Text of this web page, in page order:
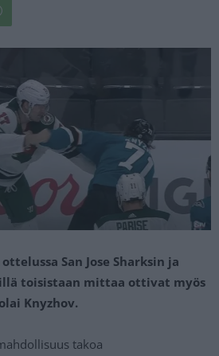
San Jose Sharksin ja
toisistaan mittaa ottivat myös
Knyzhov.
takoa